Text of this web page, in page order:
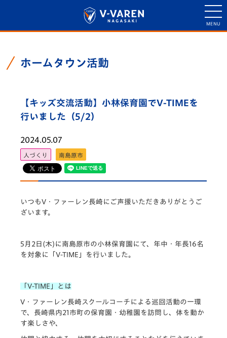
ホームタウン活動
【キッズ交流活動】小林保育園でV-TIMEを
行いました（5/2）
2024.05.07
人づくり 南島原市
いつもV・ファーレン長崎にご声援いただきありがとうご
ざいます。
5月2日(木)に南島原市の小林保育園にて、年中・年長16名
を対象に「V-TIME」を行いました。
「V-TIME」とは
V・ファーレン長崎スクールコーチによる巡回活動の一環
で、長崎県内21市町の保育園・幼稚園を訪問し、体を動か
す楽しさや、